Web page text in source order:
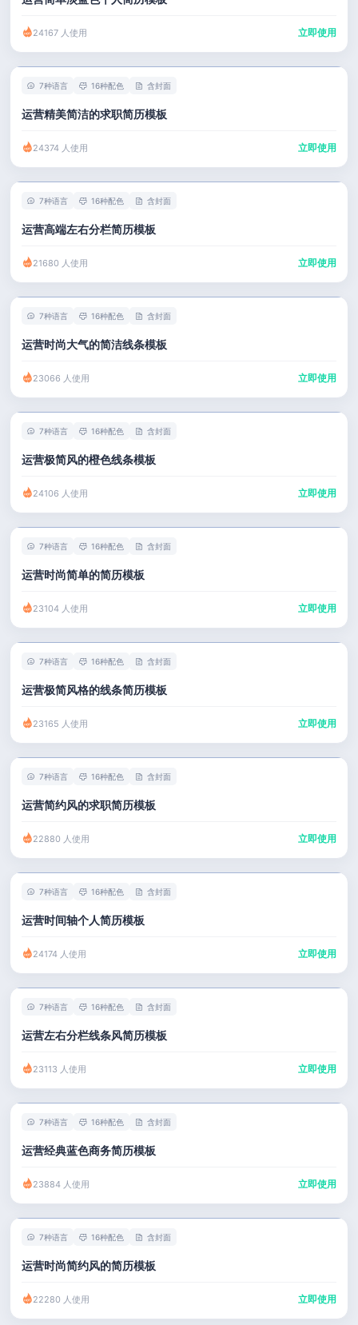
24167 人使用 立即使用
7种语言 16种配色 含封面
运营精美简洁的求职简历模板
24374 人使用 立即使用
7种语言 16种配色 含封面
运营高端左右分栏简历模板
21680 人使用 立即使用
7种语言 16种配色 含封面
运营时尚大气的简洁线条模板
23066 人使用 立即使用
7种语言 16种配色 含封面
运营极简风的橙色线条模板
24106 人使用 立即使用
7种语言 16种配色 含封面
运营时尚简单的简历模板
23104 人使用 立即使用
7种语言 16种配色 含封面
运营极简风格的线条简历模板
23165 人使用 立即使用
7种语言 16种配色 含封面
运营简约风的求职简历模板
22880 人使用 立即使用
7种语言 16种配色 含封面
运营时间轴个人简历模板
24174 人使用 立即使用
7种语言 16种配色 含封面
运营左右分栏线条风简历模板
23113 人使用 立即使用
7种语言 16种配色 含封面
运营经典蓝色商务简历模板
23884 人使用 立即使用
7种语言 16种配色 含封面
运营时尚简约风的简历模板
22280 人使用 立即使用